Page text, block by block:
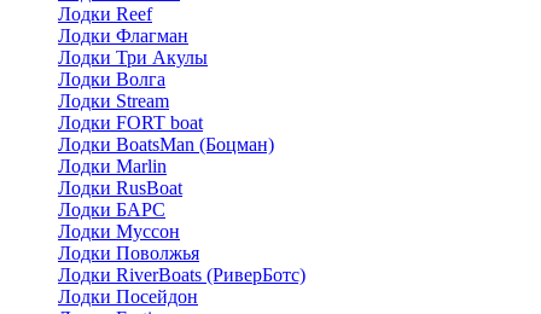
Лодки Reef
Лодки Флагман
Лодки Три Акулы
Лодки Волга
Лодки Stream
Лодки FORT boat
Лодки BoatsMan (Боцман)
Лодки Marlin
Лодки RusBoat
Лодки БАРС
Лодки Муссон
Лодки Поволжья
Лодки RiverBoats (РиверБотс)
Лодки Посейдон